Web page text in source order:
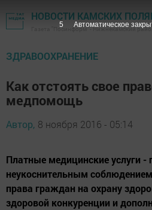
НОВОСТИ КАМСКИХ
Газета "Посинформ" - Нижнекамский
ЗДРАВООХРАНЕНИЕ
Как отстоять свое
медпомощь
Автор, 8 ноября 2016 - 05:14
Платные медицинские услуги -
неукоснительным
права граждан на охрану
здоровой конкуренции и
4 Автоматическое